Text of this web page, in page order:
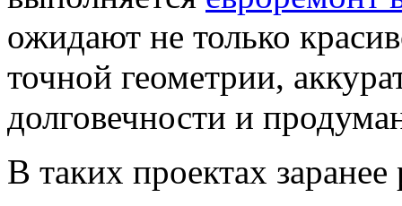
ожидают не только
точной геометрии,
долговечности и
В таких проектах